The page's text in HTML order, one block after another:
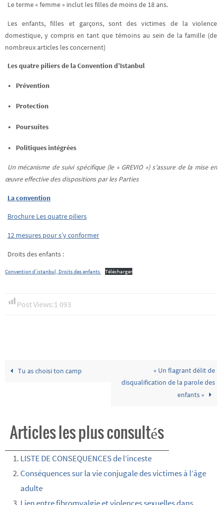
Le terme « femme » inclut les filles de moins de 18 ans.
Les enfants, filles et garçons, sont des victimes de la violence
domestique, y compris en tant que témoins au sein de la famille (de
nombreux articles les concernent)
Les quatre piliers de la Convention d’Istanbul
Prévention
Protection
Poursuites
Politiques intégrées
Un mécanisme de suivi spécifique (le « GREVIO ») s’assure de la mise en
œuvre effective des dispositions par les Parties
La convention
Brochure Les quatre piliers
12 mesures pour s’y conformer
Droits des enfants :
Convention d’istanbul, Droits des enfants Télécharger
Post Views:1 093
Tu as choisi ton camp
« Un flagrant délit de
disqualification de la parole des
enfants »
Articles les plus consultés
LISTE DE CONSEQUENCES de l’inceste
Conséquences sur la vie conjugale des victimes à l’âge
adulte